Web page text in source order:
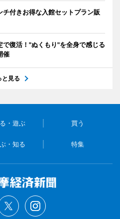
付きお得な入館セットプラン販
復活！"ぬくもり"を全身で感じる
催
と見る
・遊ぶ 買う
・知る 特集